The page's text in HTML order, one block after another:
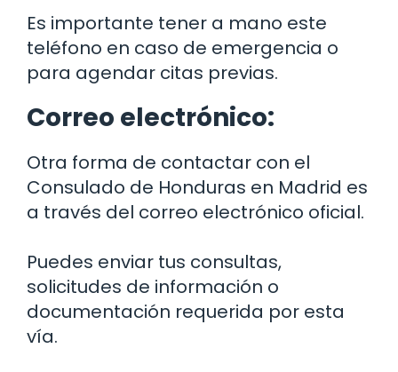
Es importante tener a mano este
teléfono en caso de emergencia o
para agendar citas previas.
Correo electrónico:
Otra forma de contactar con el
Consulado de Honduras en Madrid es
a través del correo electrónico oficial.
Puedes enviar tus consultas,
solicitudes de información o
documentación requerida por esta
vía.